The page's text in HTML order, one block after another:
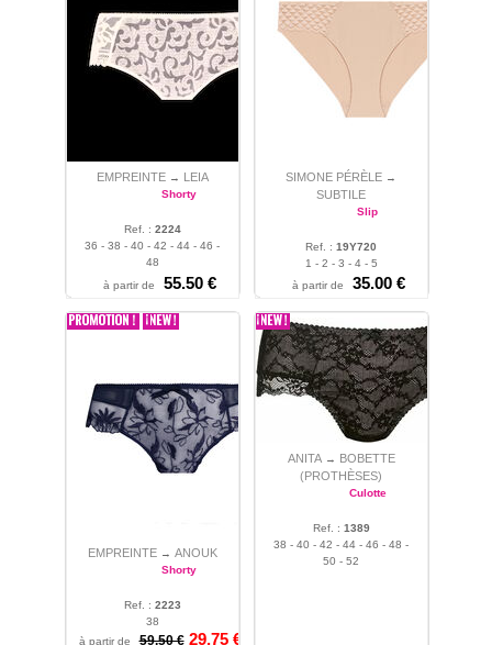
EMPREINTE → LEIA
Shorty
Ref. : 2224
36 - 38 - 40 - 42 - 44 - 46 -
48
à partir de
55.50 €
SIMONE PÉRÈLE →
SUBTILE
Slip
Ref. : 19Y720
1 - 2 - 3 - 4 - 5
à partir de
35.00 €
EMPREINTE → ANOUK
Shorty
Ref. : 2223
38
à partir de
59.50 € 29.75 €
ANITA → BOBETTE
(PROTHÈSES)
Culotte
Ref. : 1389
38 - 40 - 42 - 44 - 46 - 48 -
50 - 52